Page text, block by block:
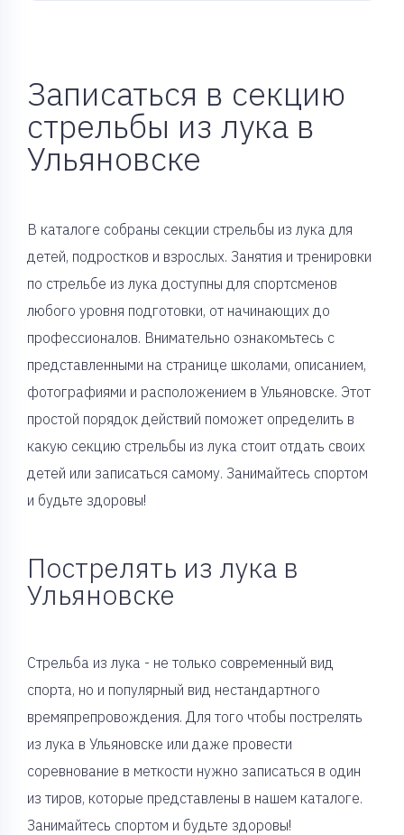
Записаться в секцию
стрельбы из лука в
Ульяновске
В каталоге собраны секции стрельбы из лука для
детей, подростков и взрослых. Занятия и тренировки
по стрельбе из лука доступны для спортсменов
любого уровня подготовки, от начинающих до
профессионалов. Внимательно ознакомьтесь с
представленными на странице школами, описанием,
фотографиями и расположением в Ульяновске. Этот
простой порядок действий поможет определить в
какую секцию стрельбы из лука стоит отдать своих
детей или записаться самому. Занимайтесь спортом
и будьте здоровы!
Пострелять из лука в
Ульяновске
Стрельба из лука - не только современный вид
спорта, но и популярный вид нестандартного
времяпрепровождения. Для того чтобы пострелять
из лука в Ульяновске или даже провести
соревнование в меткости нужно записаться в один
из тиров, которые представлены в нашем каталоге.
Занимайтесь спортом и будьте здоровы!